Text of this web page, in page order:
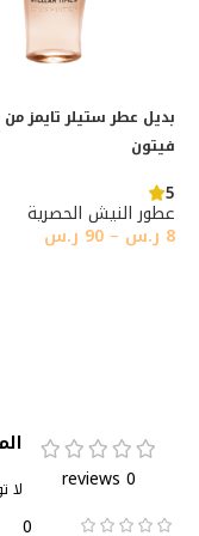
بديل عطر ستيلر تايمز
فيتون
5
عطور النيش الحصرية
8 ر.س –
90 ر.س
0 reviews
0
لا